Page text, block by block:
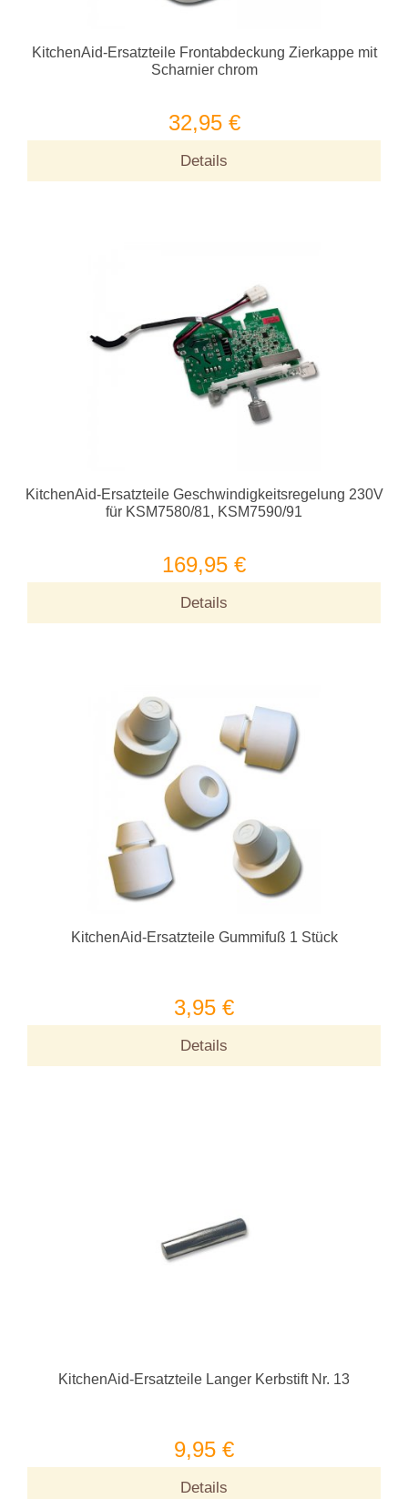
KitchenAid-Ersatzteile Frontabdeckung Zierkappe mit
Scharnier chrom
32,95 €
Details
KitchenAid-Ersatzteile Geschwindigkeitsregelung 230V
für KSM7580/81, KSM7590/91
169,95 €
Details
KitchenAid-Ersatzteile Gummifuß 1 Stück
3,95 €
Details
KitchenAid-Ersatzteile Langer Kerbstift Nr. 13
9,95 €
Details